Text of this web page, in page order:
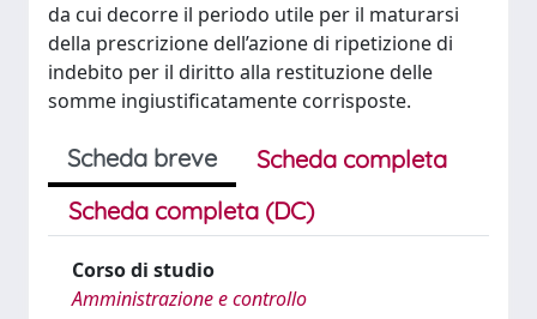
da cui decorre il periodo utile per il maturarsi
della prescrizione dell’azione di ripetizione di
indebito per il diritto alla restituzione delle
somme ingiustificatamente corrisposte.
Scheda breve
Scheda completa
Scheda completa (DC)
Corso di studio
Amministrazione e controllo